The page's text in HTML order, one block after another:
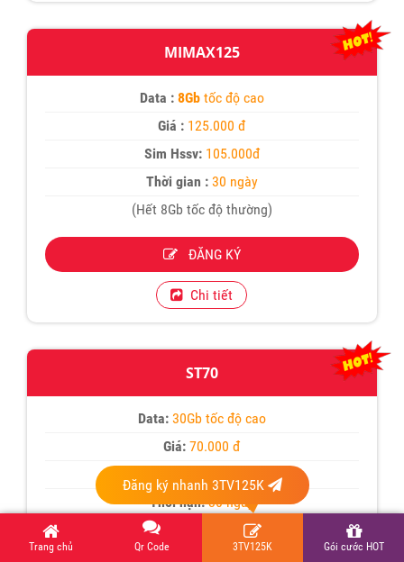
MIMAX125
Data :8Gb tốc độ cao
Giá : 125.000 đ
Sim Hssv:105.000đ
Thời gian :30 ngày
(Hết 8Gb tốc độ thường)
ĐĂNG KÝ
Chi tiết
ST70
Data: 30Gb tốc độ cao
Giá:70.000 đ
Thời hạn:30 ngày
(Hết 1GB/1ngày dừng truy cập)
Trang chủ Qr Code
Đăng ký nhanh 3TV125K
3TV125K Gói cước HOT